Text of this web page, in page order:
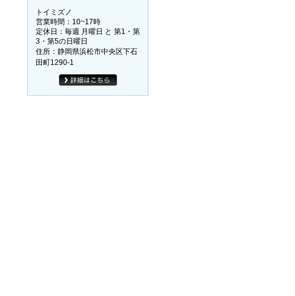
トイミズノ
営業時間：10~17時
定休日：毎週 月曜日 と 第1・第
3・第5の日曜日
住所：静岡県浜松市中央区下石
田町1290-1